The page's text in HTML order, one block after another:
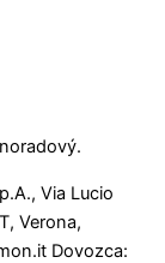
Via Lucio
Verona,
Dovozca: